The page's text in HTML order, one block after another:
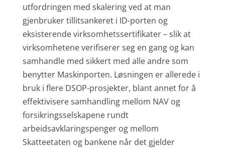
utfordringen med skalering ved at man
gjenbruker tillitsankeret i ID-porten og
eksisterende virksomhetssertifikater – slik at
virksomhetene verifiserer seg en gang og kan
samhandle med sikkert med alle andre som
benytter Maskinporten. Løsningen er allerede i
bruk i flere DSOP-prosjekter, blant annet for å
effektivisere samhandling mellom NAV og
forsikringsselskapene rundt
arbeidsavklaringspenger og mellom
Skatteetaten og bankene når det gjelder